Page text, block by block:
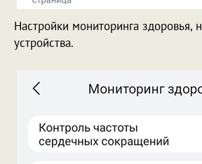
Настройки мониторинга здоровья,
устройства.